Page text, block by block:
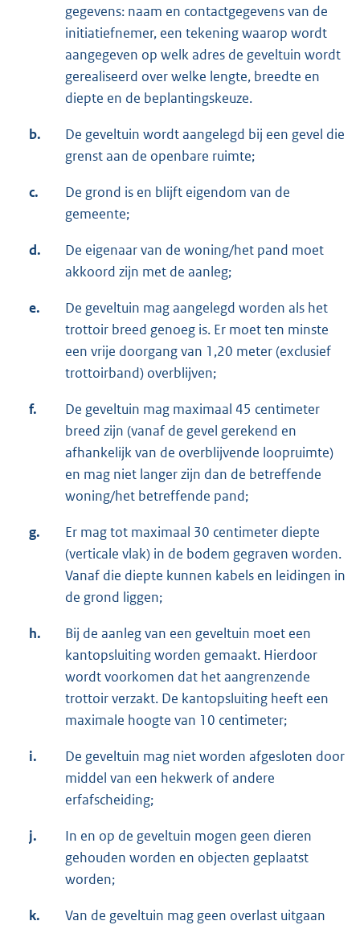
gegevens: naam en contactgegevens van de
initiatiefnemer, een tekening waarop wordt
aangegeven op welk adres de geveltuin wordt
gerealiseerd over welke lengte, breedte en
diepte en de beplantingskeuze.
b.
De geveltuin wordt aangelegd bij een gevel die
grenst aan de openbare ruimte;
c.
De grond is en blijft eigendom van de
gemeente;
d.
De eigenaar van de woning/het pand moet
akkoord zijn met de aanleg;
e.
De geveltuin mag aangelegd worden als het
trottoir breed genoeg is. Er moet ten minste
een vrije doorgang van 1,20 meter (exclusief
trottoirband) overblijven;
f.
De geveltuin mag maximaal 45 centimeter
breed zijn (vanaf de gevel gerekend en
afhankelijk van de overblijvende loopruimte)
en mag niet langer zijn dan de betreffende
woning/het betreffende pand;
g.
Er mag tot maximaal 30 centimeter diepte
(verticale vlak) in de bodem gegraven worden.
Vanaf die diepte kunnen kabels en leidingen in
de grond liggen;
h.
Bij de aanleg van een geveltuin moet een
kantopsluiting worden gemaakt. Hierdoor
wordt voorkomen dat het aangrenzende
trottoir verzakt. De kantopsluiting heeft een
maximale hoogte van 10 centimeter;
i.
De geveltuin mag niet worden afgesloten door
middel van een hekwerk of andere
erfafscheiding;
j.
In en op de geveltuin mogen geen dieren
gehouden worden en objecten geplaatst
worden;
k. Van de geveltuin mag geen overlast uitgaan